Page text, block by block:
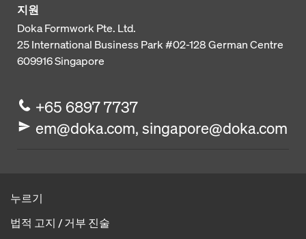
지원
Doka Formwork Pte. Ltd.
25 International Business Park#02-128 German Centre
609916Singapore
+65 6897 7737
em@doka.com, singapore@doka.com
누르기
법적 고지 / 거부 진술